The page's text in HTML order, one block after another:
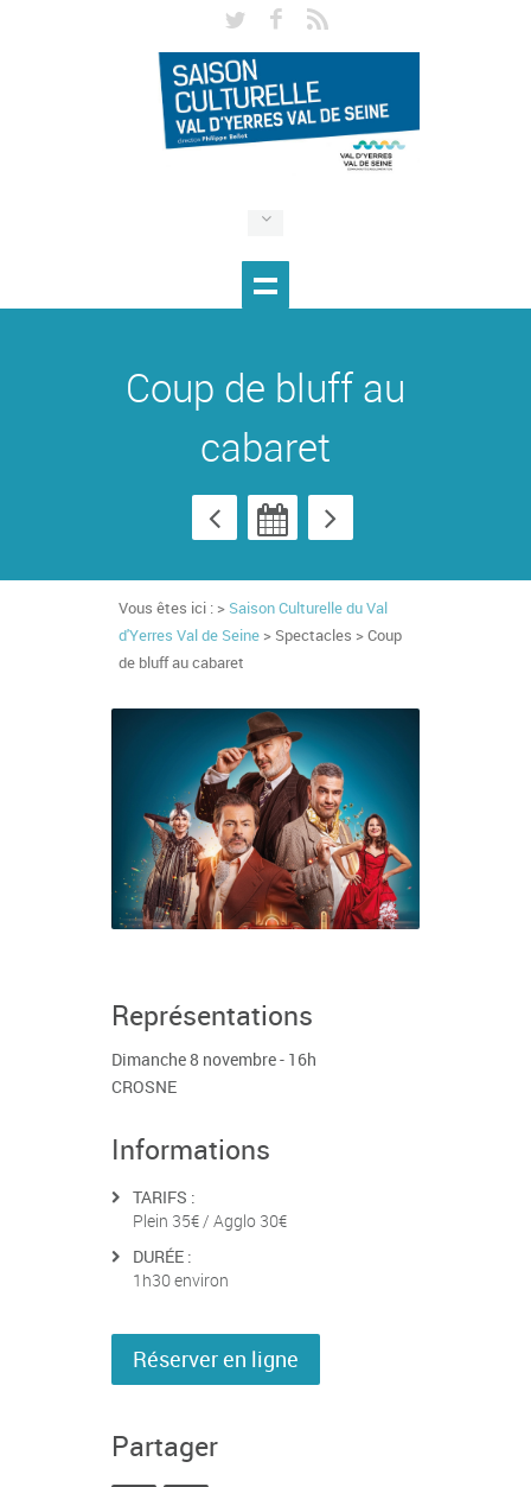
Coup de bluff au
cabaret
Vous êtes ici : > Saison Culturelle du Val
d'Yerres Val de Seine > Spectacles > Coup
de bluff au cabaret
Représentations
Dimanche 8 novembre - 16h
CROSNE
Informations
TARIFS :
Plein 35€ / Agglo 30€
DURÉE :
1h30 environ
Réserver en ligne
Partager